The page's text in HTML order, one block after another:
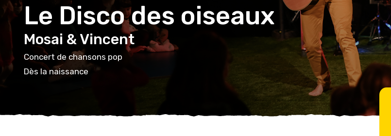
Le Disco des oiseaux
Mosai & Vincent
Concert de chansons pop
Dès la naissance